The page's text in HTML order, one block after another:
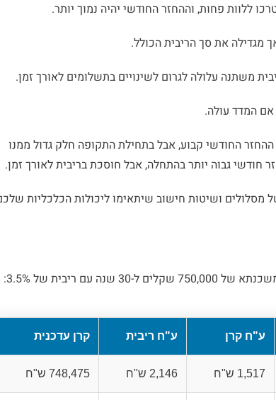
ללוות פחות, וההחזר החודשי יהיה נמוך יותר.
מגדילה את סך הריבית הכולל.
משתנה עלולה לגרום לשינויים בתשלומים לאורך זמן.
אם המדד עולה.
החודשי קבוע, אבל בתחילת התקופה חלק גדול ממנו
חודשי גבוה יותר בהתחלה, אבל חוסכת בריבית לאורך זמן.
מסלולים ושיטות חישוב שיתאימו ליכולות הכלכליות
ריבית של 3.5%:
ע"ח קרן ע"ח ריבית קרן עדכנית
1,517 ש"ח 2,146 ש"ח 748,475 ש"ח